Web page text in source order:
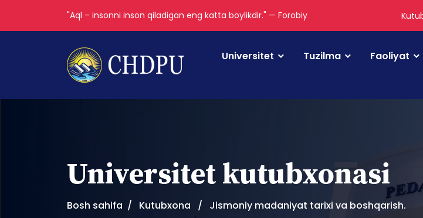
"Aql – insonni inson qiladigan eng katta boylikdir." — Forobiy
Universitet Tuzilma Faoliyat
Universitet kutubxonasi
Bosh sahifa Kutubxona Jismoniy madaniyat tarixi va boshqarish.